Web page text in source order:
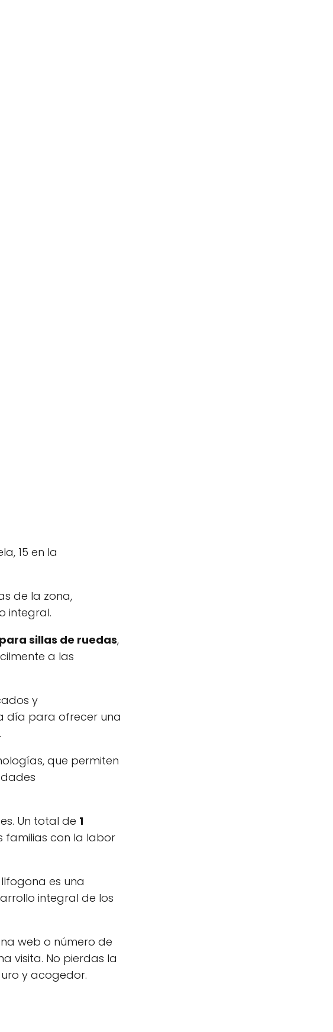
15 en la
de la zona,
integral.
sillas de ruedas,
a las
y
día para ofrecer una
que permiten
Un total de 1
familias con la labor
es una
integral de los
web o número de
visita. No pierdas la
y acogedor.